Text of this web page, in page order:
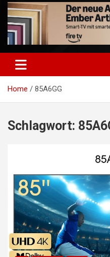
Home 85A6GG
Schlagwort: